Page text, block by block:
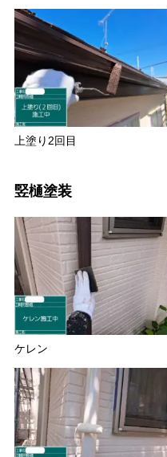
上塗り2回目
竪樋塗装
ケレン